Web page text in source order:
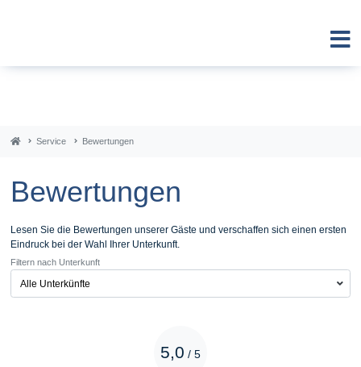
Service Bewertungen
Bewertungen
Lesen Sie die Bewertungen unserer Gäste und verschaffen sich einen ersten
Eindruck bei der Wahl Ihrer Unterkunft.
Filtern nach Unterkunft
5,0 / 5